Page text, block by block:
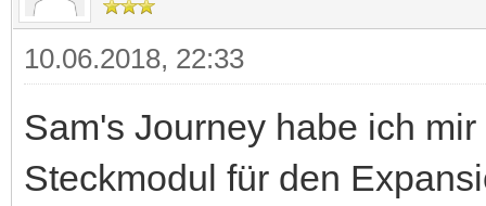
10.06.2018, 22:33
Sam's Journey habe ich
Steckmodul für den